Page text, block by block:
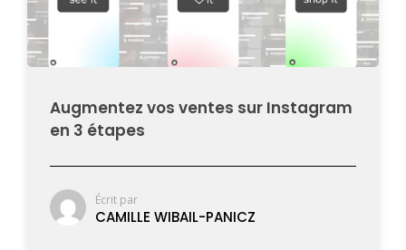
Augmentez vos ventes sur Instagram
en 3 étapes
Écrit par
CAMILLE WIBAIL-PANICZ